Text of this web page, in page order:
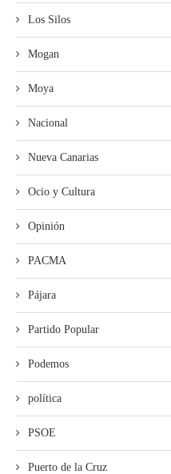
Los Silos
Mogan
Moya
Nacional
Nueva Canarias
Ocio y Cultura
Opinión
PACMA
Pájara
Partido Popular
Podemos
política
PSOE
Puerto de la Cruz